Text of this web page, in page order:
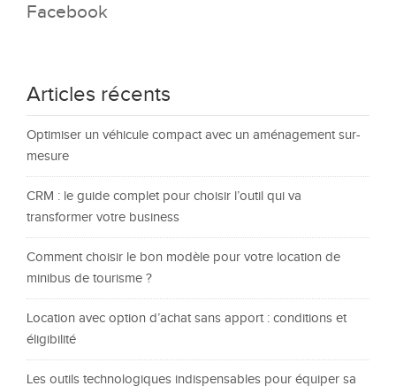
Facebook
Articles récents
Optimiser un véhicule compact avec un aménagement sur-
mesure
CRM : le guide complet pour choisir l’outil qui va
transformer votre business
Comment choisir le bon modèle pour votre location de
minibus de tourisme ?
Location avec option d’achat sans apport : conditions et
éligibilité
Les outils technologiques indispensables pour équiper sa